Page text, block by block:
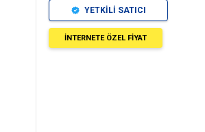
YETKİLİ SATICI
İNTERNETE ÖZEL FİYAT